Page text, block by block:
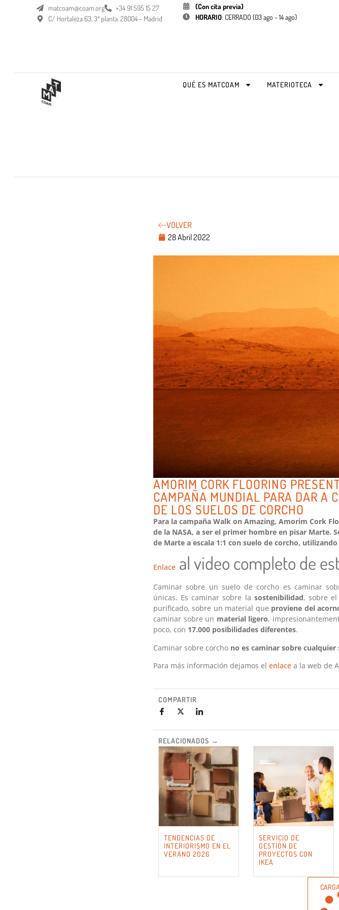
matcoam@coam.org
+34 91 595 15 27
C/ Hortaleza 63, 3ª planta. 28004 - Madrid
(Con cita previa)
HORARIO: CERRADO (03 ago - 14 ago)
QUÉ ES MATCOAM MATERIOTECA
VOLVER
28 Abril 2022
AMORIM CORK FLOORING
CAMPAÑA MUNDIAL PARA DAR A
DE LOS SUELOS DE CORCHO
Para la campaña Walk on Amazing, Amorim Cork
de la NASA, a ser el primer hombre en pisar Marte.
de Marte a escala 1:1 con suelo de corcho,
Enlace al video completo de
Caminar sobre un suelo de corcho es caminar
únicas. Es caminar sobre la sostenibilidad, sobre
purificado, sobre un material que proviene del
caminar sobre un material ligero,
poco, con 17.000 posibilidades diferentes.
Caminar sobre corcho no es caminar sobre cualquier
Para más información dejamos el enlace a la web de
COMPARTIR
RELACIONADOS →
TENDENCIAS DE
INTERIORISMO EN EL
VERANO 2026
SERVICIO DE
GESTIÓN DE
PROYECTOS CON
IKEA